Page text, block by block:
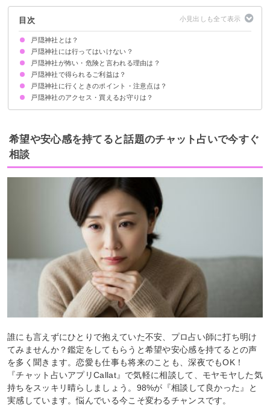
目次
戸隠神社とは？
戸隠神社には行ってはいけない？
【結論】行っても問題なし
戸隠神社が怖い・危険と言われる理由は？
①かつては厳しい修行場だったから
②戦国時代に戦場となって死者が出た場所だから
③奥社への参道がきついから
④スピリチュアルなパワーが強すぎるから
戸隠神社で得られるご利益は？
①心願成就
②開運
③学業成就
④縁結び
⑤芸能上達
戸隠神社に行くときのポイント・注意点は？
自分と戸隠神社の相性がいいか確認する
正しい参拝方法を守る
戸隠神社のアクセス・買えるお守りは？
アクセス
人気のお守り
御朱印
希望や安心感を持てると話題のチャット占いで今すぐ
相談
誰にも言えずにひとりで抱えていた不安、プロ占い師に打ち明け
てみませんか？鑑定をしてもらうと希望や安心感を持てるとの声
を多く聞きます。恋愛も仕事も将来のことも、深夜でもOK！
『チャット占いアプリCallat』で気軽に相談して、モヤモヤした気
持ちをスッキリ晴らしましょう。98%が『相談して良かった』と
実感しています。悩んでいる今こそ変わるチャンスです。